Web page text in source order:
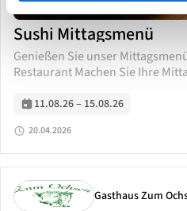
Sushi Mittagsmenü
Genießen Sie unser
Restaurant Machen Sie Ihre
11:00 und 14:00 Uhr servieren
11.08.26– 15.08.26
20.04.2026
Gasthaus Zum